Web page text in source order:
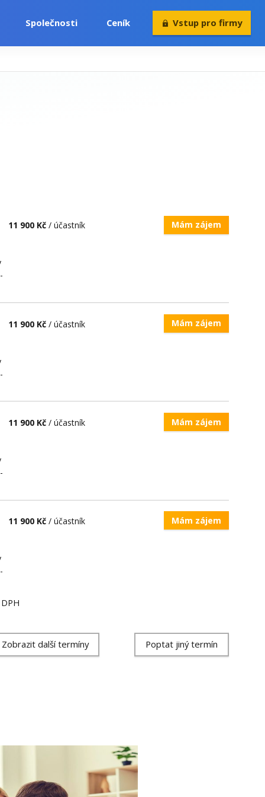
Společnosti Ceník Vstup pro firmy
11 900 Kč / účastník Mám zájem
11 900 Kč / účastník Mám zájem
11 900 Kč / účastník Mám zájem
11 900 Kč / účastník Mám zájem
Zobrazit další termíny Poptat jiný termín